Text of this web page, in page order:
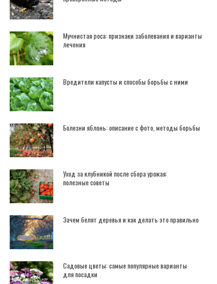
Мучнистая роса: признаки заболевания и варианты
лечения
Вредители капусты и способы борьбы с ними
Болезни яблонь: описание с фото, методы борьбы
Уход за клубникой после сбора урожая:
полезные советы
Зачем белят деревья и как делать это правильно
Садовые цветы: самые популярные варианты
для посадки